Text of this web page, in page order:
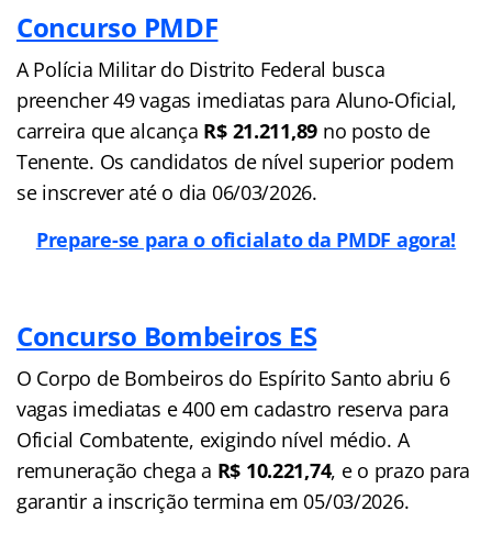
Concurso PMDF
A Polícia Militar do Distrito Federal busca
preencher 49 vagas imediatas para Aluno-Oficial,
carreira que alcança R$ 21.211,89 no posto de
Tenente. Os candidatos de nível superior podem
se inscrever até o dia 06/03/2026.
Prepare-se para o oficialato da PMDF agora!
Concurso Bombeiros ES
O Corpo de Bombeiros do Espírito Santo abriu 6
vagas imediatas e 400 em cadastro reserva para
Oficial Combatente, exigindo nível médio. A
remuneração chega a R$ 10.221,74, e o prazo para
garantir a inscrição termina em 05/03/2026.